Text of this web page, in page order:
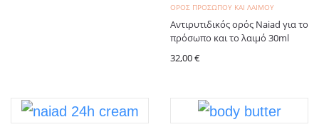
ΟΡΌΣ ΠΡΟΣΏΠΟΥ ΚΑΙ ΛΑΙΜΟΎ
Αντιρυτιδικός ορός Naiad για το
πρόσωπο και το λαιμό 30ml
32,00€